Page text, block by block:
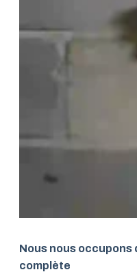
Nous nous
complète